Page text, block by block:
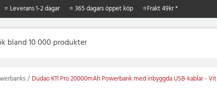
⭐ Leverans 1-2 dagar ⭐ 365 dagars öppet köp ⭐Frakt 49kr *
Dudao K11 Pro 20000mAh Powerbank med inbyggda USB-kablar - Vit